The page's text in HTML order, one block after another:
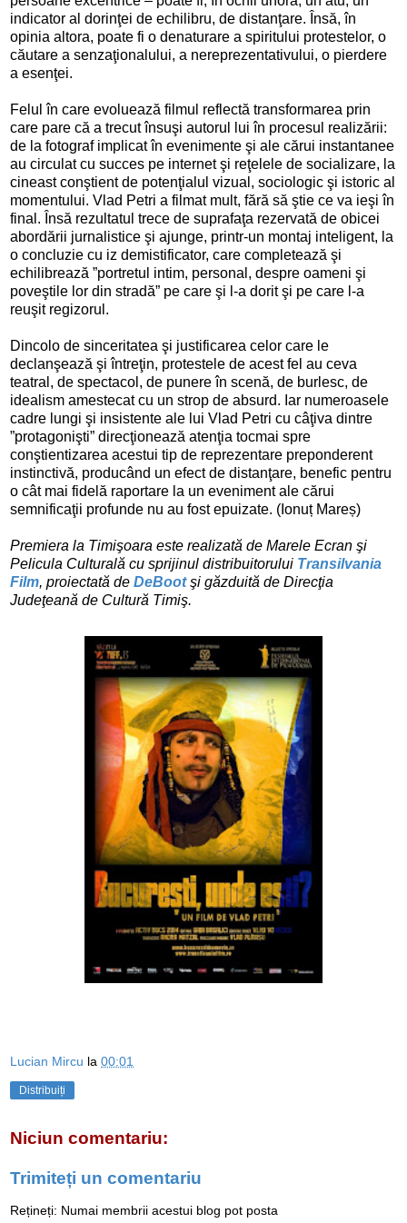
indicator al dorinţei de echilibru, de distanţare. Însă, în
opinia altora, poate fi o denaturare a spiritului protestelor, o
căutare a senzaţionalului, a nereprezentativului, o pierdere
a esenţei.
Felul în care evoluează filmul reflectă transformarea prin
care pare că a trecut însuşi autorul lui în procesul realizării:
de la fotograf implicat în evenimente şi ale cărui instantanee
au circulat cu succes pe internet şi reţelele de socializare, la
cineast conştient de potenţialul vizual, sociologic şi istoric al
momentului. Vlad Petri a filmat mult, fără să ştie ce va ieşi în
final. Însă rezultatul trece de suprafaţa rezervată de obicei
abordării jurnalistice şi ajunge, printr-un montaj inteligent, la
o concluzie cu iz demistificator, care completează şi
echilibrează ”portretul intim, personal, despre oameni şi
poveştile lor din stradă” pe care şi l-a dorit şi pe care l-a
reuşit regizorul.
Dincolo de sinceritatea şi justificarea celor care le
declanşează şi întreţin, protestele de acest fel au ceva
teatral, de spectacol, de punere în scenă, de burlesc, de
idealism amestecat cu un strop de absurd. Iar numeroasele
cadre lungi şi insistente ale lui Vlad Petri cu câţiva dintre
”protagonişti” direcţionează atenţia tocmai spre
conştientizarea acestui tip de reprezentare preponderent
instinctivă, producând un efect de distanţare, benefic pentru
o cât mai fidelă raportare la un eveniment ale cărui
semnificaţii profunde nu au fost epuizate. (Ionuț Mareș)
Premiera la Timişoara este realizată de Marele Ecran şi
Pelicula Culturală cu sprijinul distribuitorului Transilvania
Film, proiectată de DeBootşi găzduită de Direcţia
Judeţeană de Cultură Timiş.
Lucian Mircu la 00:01
Distribuiți
Niciun comentariu:
Trimiteți un comentariu
Rețineți: Numai membrii acestui blog pot posta